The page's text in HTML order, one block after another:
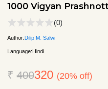
1000 Vigyan
(0)
Author:Dilip M. Salwi
Language:Hindi
₹ 400320 (20% off)